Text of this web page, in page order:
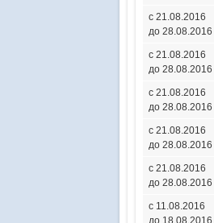
с 21.08.2016
до 28.08.2016
с 21.08.2016
до 28.08.2016
с 21.08.2016
до 28.08.2016
с 21.08.2016
до 28.08.2016
с 21.08.2016
до 28.08.2016
с 11.08.2016
до 18.08.2016